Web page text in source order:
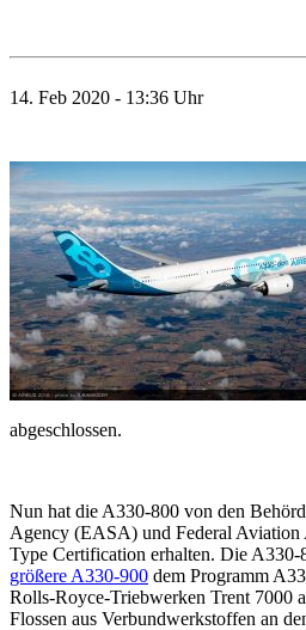
14. Feb 2020 - 13:36 Uhr
abgeschlossen.
Nun hat die A330-800 von den
Agency (EASA) und Federal
Type Certification erhalten. Die A330-
größere A330-900 dem Programm
Rolls-Royce-Triebwerken Trent 7000
Flossen aus Verbundwerkstoffen an